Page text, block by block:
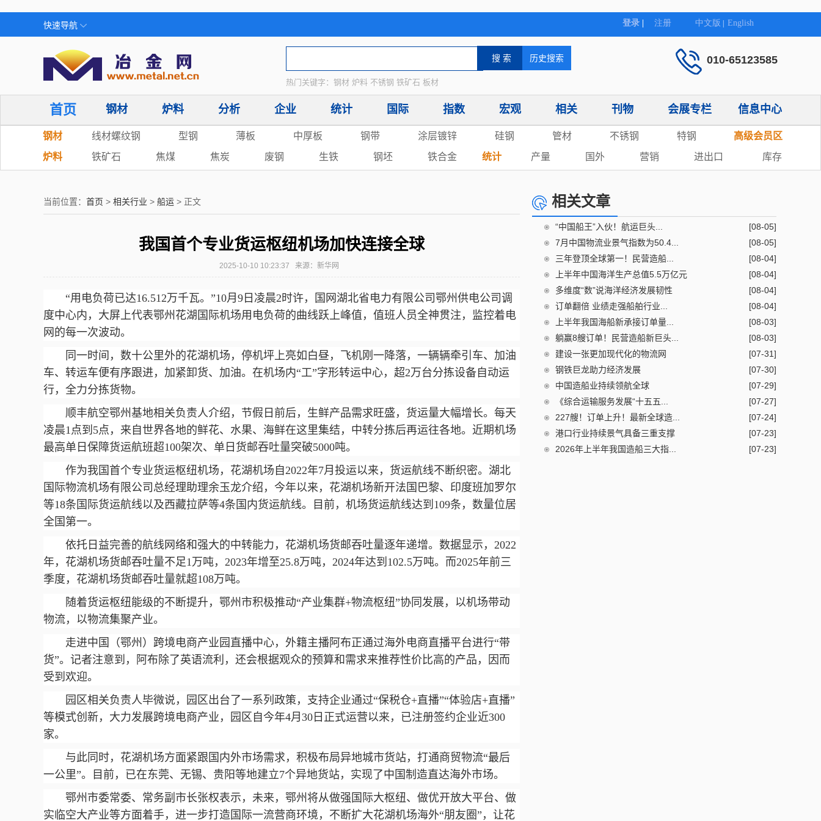
快速导航
热门关键字：钢材 炉料 不锈钢 铁矿石 板材
010-65123585
首页 钢材 炉料 分析 企业 统计 国际 指数 宏观 相关 刊物 会展专栏 信息中心
钢材 线材螺纹钢 型钢 薄板 中厚板 钢带 涂层镀锌 硅钢 管材 不锈钢 特钢
高级会员区
炉料
铁矿石 焦煤 焦炭 废钢 生铁 钢坯 铁合金 统计 产量 国外 营销 进出口 库存
当前位置： 首页 > 相关行业 > 船运 > 正文
我国首个专业货运枢纽机场加快连接全球
2025-10-10 10:23:37 来源：新华网
“用电负荷已达16.512万千瓦。”10月9日凌晨2时许，国网湖北省电力有限公司鄂州供电公司调
度中心内，大屏上代表鄂州花湖国际机场用电负荷的曲线跃上峰值，值班人员全神贯注，监控着电
网的每一次波动。
同一时间，数十公里外的花湖机场，停机坪上亮如白昼，飞机刚一降落，一辆辆牵引车、加油
车、转运车便有序跟进，加紧卸货、加油。在机场内“工”字形转运中心，超2万台分拣设备自动运
行，全力分拣货物。
顺丰航空鄂州基地相关负责人介绍，节假日前后，生鲜产品需求旺盛，货运量大幅增长。每天
凌晨1点到5点，来自世界各地的鲜花、水果、海鲜在这里集结，中转分拣后再运往各地。近期机场
最高单日保障货运航班超100架次、单日货邮吞吐量突破5000吨。
作为我国首个专业货运枢纽机场，花湖机场自2022年7月投运以来，货运航线不断织密。湖北
国际物流机场有限公司总经理助理余玉龙介绍，今年以来，花湖机场新开法国巴黎、印度班加罗尔
等18条国际货运航线以及西藏拉萨等4条国内货运航线。目前，机场货运航线达到109条，数量位居
全国第一。
依托日益完善的航线网络和强大的中转能力，花湖机场货邮吞吐量逐年递增。数据显示，2022
年，花湖机场货邮吞吐量不足1万吨，2023年增至25.8万吨，2024年达到102.5万吨。而2025年前三
季度，花湖机场货邮吞吐量就超108万吨。
随着货运枢纽能级的不断提升，鄂州市积极推动“产业集群+物流枢纽”协同发展，以机场带动
物流，以物流集聚产业。
走进中国（鄂州）跨境电商产业园直播中心，外籍主播阿布正通过海外电商直播平台进行“带
货”。记者注意到，阿布除了英语流利，还会根据观众的预算和需求来推荐性价比高的产品，因而
受到欢迎。
园区相关负责人毕微说，园区出台了一系列政策，支持企业通过“保税仓+直播”“体验店+直播”
等模式创新，大力发展跨境电商产业，园区自今年4月30日正式运营以来，已注册签约企业近300
家。
与此同时，花湖机场方面紧跟国内外市场需求，积极布局异地城市货站，打通商贸物流“最后
一公里”。目前，已在东莞、无锡、贵阳等地建立7个异地货站，实现了中国制造直达海外市场。
鄂州市委常委、常务副市长张权表示，未来，鄂州将从做强国际大枢纽、做优开放大平台、做
实临空大产业等方面着手，进一步打造国际一流营商环境，不断扩大花湖机场海外“朋友圈”，让花
相关文章
“中国船王”入伙！航运巨头...
[08-05]
7月中国物流业景气指数为50.4...
[08-05]
三年登顶全球第一！民营造船...
[08-04]
上半年中国海洋生产总值5.5万亿元
[08-04]
多维度“数”说海洋经济发展韧性
[08-04]
订单翻倍 业绩走强船舶行业...
[08-04]
上半年我国海船新承接订单量...
[08-03]
躺赢8艘订单！民营造船新巨头...
[08-03]
建设一张更加现代化的物流网
[07-31]
钢铁巨龙助力经济发展
[07-30]
中国造船业持续领航全球
[07-29]
《综合运输服务发展“十五五...
[07-27]
227艘！订单上升！最新全球造...
[07-24]
港口行业持续景气具备三重支撑
[07-23]
2026年上半年我国造船三大指...
[07-23]